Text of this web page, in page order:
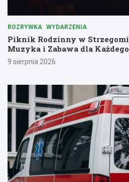
ROZRYWKA WYDARZENIA
Piknik Rodzinny w
Muzyka i Zabawa dla
9 sierpnia 2026